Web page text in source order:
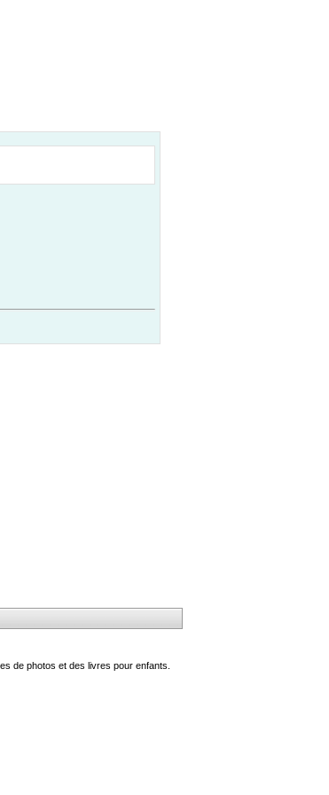
de photos et des livres pour enfants.